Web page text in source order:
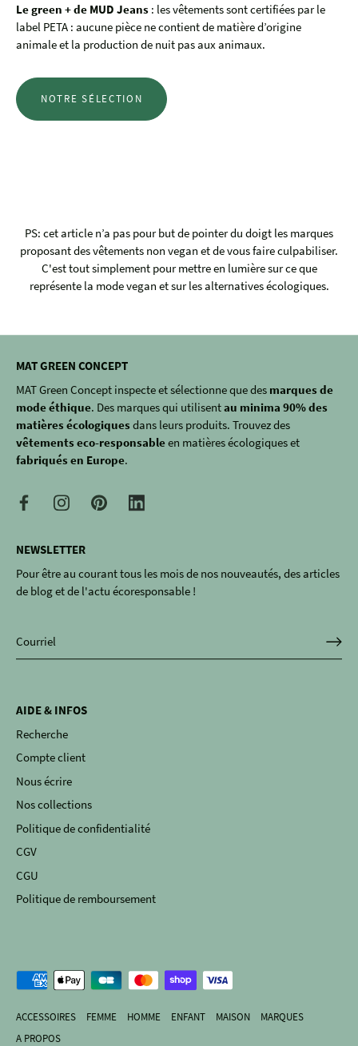
Le green + de MUD Jeans : les vêtements sont certifiées par le
label PETA : aucune pièce ne contient de matière d’origine
animale et la production de nuit pas aux animaux.
NOTRE SÉLECTION
PS: cet article n’a pas pour but de pointer du doigt les marques
proposant des vêtements non vegan et de vous faire culpabiliser.
C'est tout simplement pour mettre en lumière sur ce que
représente la mode vegan et sur les alternatives écologiques.
MAT GREEN CONCEPT
MAT Green Concept inspecte et sélectionne que des marques de
mode éthique. Des marques qui utilisentau minima 90% des
matières écologiques dans leurs produits. Trouvez des
vêtements eco-responsableen matières écologiques et
fabriqués en Europe.
NEWSLETTER
Pour être au courant tous les mois de nos nouveautés, des articles
de blog et de l'actu écoresponsable !
AIDE & INFOS
Recherche
Compte client
Nous écrire
Nos collections
Politique de confidentialité
CGV
CGU
Politique de remboursement
ACCESSOIRES FEMME HOMME ENFANT MAISON
MARQUES
A PROPOS